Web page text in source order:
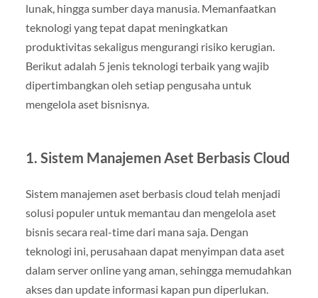
lunak, hingga sumber daya manusia. Memanfaatkan
teknologi yang tepat dapat meningkatkan
produktivitas sekaligus mengurangi risiko kerugian.
Berikut adalah 5 jenis teknologi terbaik yang wajib
dipertimbangkan oleh setiap pengusaha untuk
mengelola aset bisnisnya.
1. Sistem Manajemen Aset Berbasis Cloud
Sistem manajemen aset berbasis cloud telah menjadi
solusi populer untuk memantau dan mengelola aset
bisnis secara real-time dari mana saja. Dengan
teknologi ini, perusahaan dapat menyimpan data aset
dalam server online yang aman, sehingga memudahkan
akses dan update informasi kapan pun diperlukan.